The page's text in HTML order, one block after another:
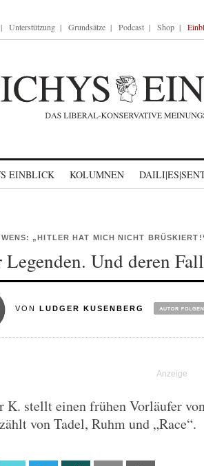
Unterstützung Grundsätze Podcast Shop
EINBLICK KOLUMNEN
„HITLER HAT MICH NICHT
Legenden. Und deren
VON LUDGER KUSENBERG
K. stellt einen frühen Vorläufer
von Tadel, Ruhm und „Race“.